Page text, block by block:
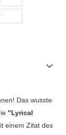
Das wusste
"Lyrical
einem Zitat des